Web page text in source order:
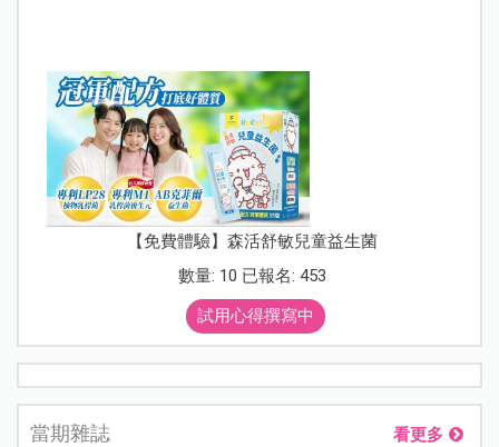
【免費體驗】森活舒敏兒童益生菌
數量: 10 已報名: 453
試用心得撰寫中
當期雜誌 看更多